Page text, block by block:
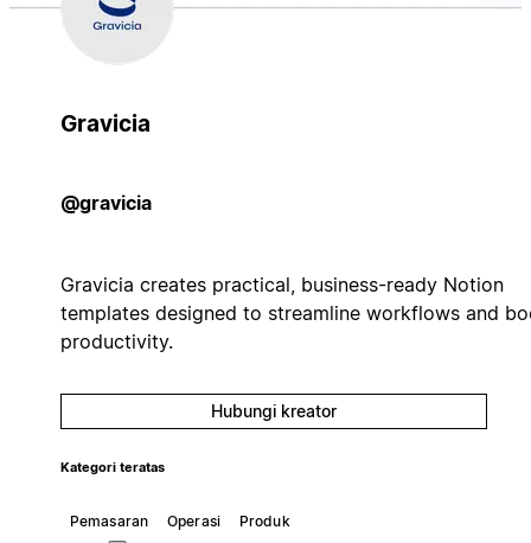
Gravicia
@gravicia
Gravicia creates practical, business-ready Notion
templates designed to streamline workflows and
productivity.
Hubungi kreator
Kategori teratas
Pemasaran Operasi Produk